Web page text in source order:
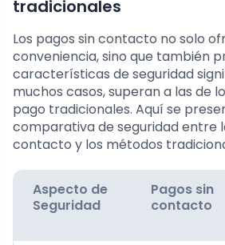
tradicionales
Los pagos sin contacto no solo
conveniencia, sino que también
características de seguridad
muchos casos, superan a las de
pago tradicionales. Aquí se
comparativa de seguridad entre
contacto y los métodos
Aspecto de
Seguridad
Pagos sin
contacto